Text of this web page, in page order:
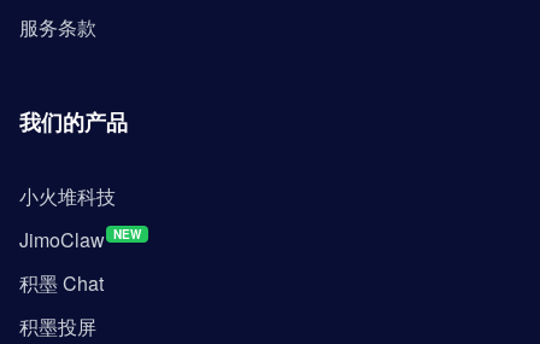
服务条款
我们的产品
小火堆科技
JimoClaw NEW
积墨 Chat
积墨投屏